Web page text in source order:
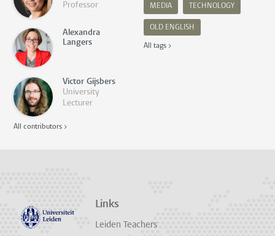
Professor
Alexandra
Langers
Victor Gijsbers
University
Lecturer
All contributors >
MEDIA TECHNOLOGY
OLD ENGLISH
All tags >
Links
Leiden Teachers